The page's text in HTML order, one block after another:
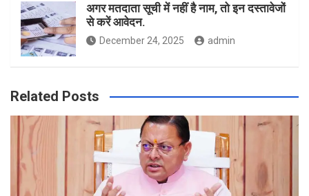
अगर मतदाता सूची में नहीं है नाम, तो इन दस्तावेजों
से करें आवेदन.
December 24, 2025 admin
Related Posts